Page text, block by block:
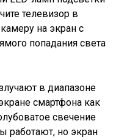
телевизор в
на экран с
попадания света
в диапазоне
смартфона как
свечение
работают, но экран